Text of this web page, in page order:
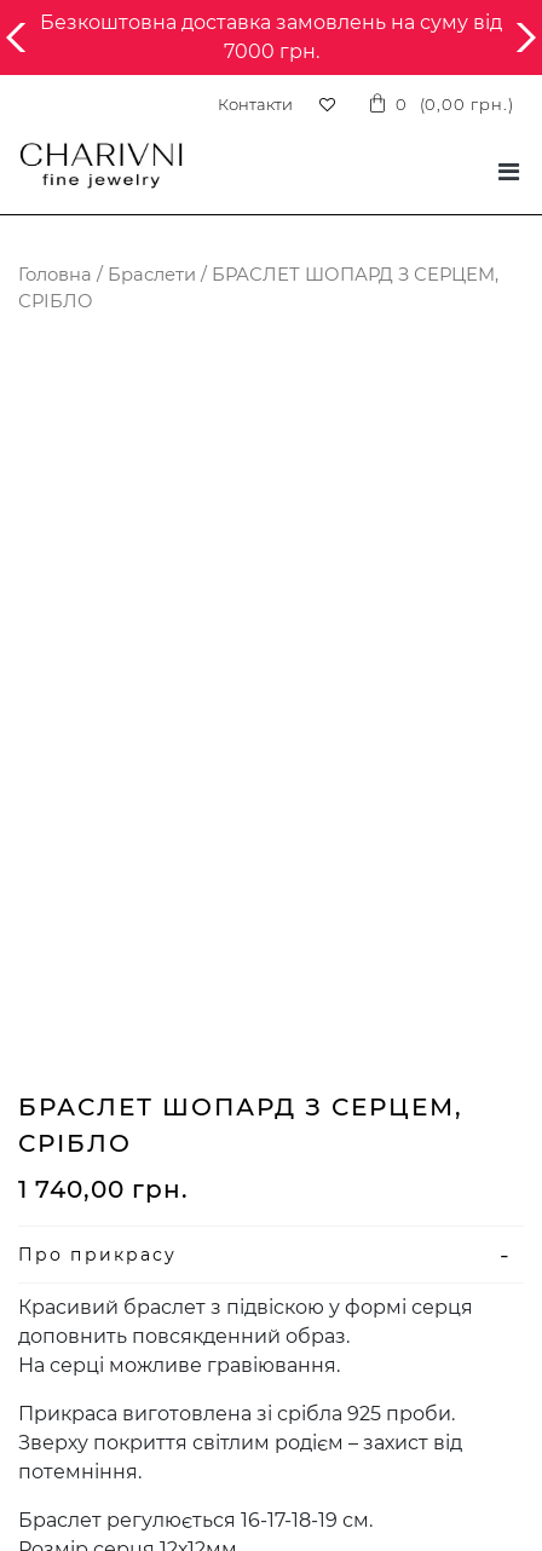
Безкоштовна доставка замовлень на суму від
7000 грн.
Контакти 0 (0,00 грн. )
Головна / Браслети / БРАСЛЕТ ШОПАРД З СЕРЦЕМ,
СРІБЛО
БРАСЛЕТ ШОПАРД З СЕРЦЕМ,
СРІБЛО
1 740,00 грн.
Про прикрасу
Красивий браслет з підвіскою у формі серця
доповнить повсякденний образ.
На серці можливе гравіювання.
Прикраса виготовлена зі срібла 925 проби.
Зверху покриття світлим родієм – захист від
потемніння.
Браслет регулюється 16-17-18-19 см.